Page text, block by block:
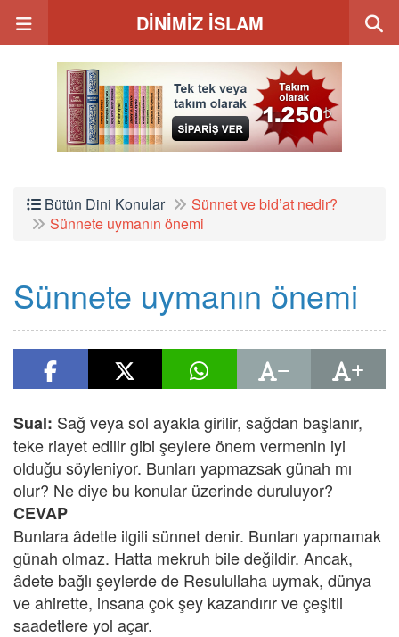
DİNİMİZ İSLAM
Bütün Dini Konular
Sünnet ve bid’at nedir?
Sünnete uymanın önemi
Sünnete uymanın önemi
Sual: Sağ veya sol ayakla girilir, sağdan başlanır,
teke riayet edilir gibi şeylere önem vermenin iyi
olduğu söyleniyor. Bunları yapmazsak günah mı
olur? Ne diye bu konular üzerinde duruluyor?
CEVAP
Bunlara âdetle ilgili sünnet denir. Bunları yapmamak
günah olmaz. Hatta mekruh bile değildir. Ancak,
âdete bağlı şeylerde de Resulullaha uymak, dünya
ve ahirette, insana çok şey kazandırır ve çeşitli
saadetlere yol açar.